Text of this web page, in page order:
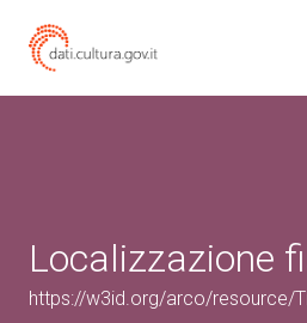
Localizzazione
https://w3id.org/arco/resource/